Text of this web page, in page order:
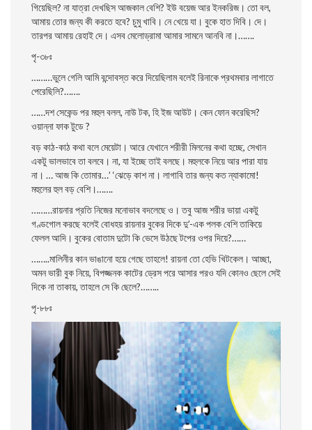
গিয়েছিল? না যাত্রা দেখছিস আজকাল বেশি? ইউ বয়েজ আর ইনকরিজ। তাে বল,
আমায় তাের জন্য কী করতে হবে? চুমু খাবি। নে খেয়ে যা। বুকে হাত দিবি। দে।
তারপর আমায় রেহাই দে। এসব মেলােড্রামা আমার সামনে আনবি না।…….
পৃ-৩৮ঃ
………ভুলে গেলি আমি বন্দোবস্ত করে দিয়েছিলাম বলেই রিনাকে প্রথমবার লাগাতে
পেরেছিলি?…….
……দশ সেকেন্ড পর মহুল বলল, নাউ টক, হি ইজ আউট। কেন ফোন করেছিস?
ওয়ান্না ফাক টুডে ?
বড় কাঠ-কাঠ কথা বলে মেয়েটা। আরে যেখানে শরীরী মিলনের কথা হচ্ছে, সেখান
একটু ভালভাবে তা বলবে। না, যা ইচ্ছে তাই বলছে। মহুলকে নিয়ে আর পারা যায়
না। … আজ কি তােমার…’ ‘ঝেড়ে কাশ না। লাগাবি তার জন্য কত ন্যাকামাে!
মহুলের হুল বড় বেশি।…….
………রায়নার প্রতি নিজের মনােভাব বদলেছে ও। তবু আজ শরীর ভায়া একটু
গণ্ডগােল করছে বলেই বােধহয় রায়নার বুকের দিকে দু’-এক পলক বেশি তাকিয়ে
ফেলল আদি। বুকের বােতাম দুটো কি ভেসে উঠছে টপের ওপর দিয়ে?……
……..মালিনীর কান ভাঙানাে হয়ে গেছে তাহলে! রায়না তাে হেভি খিটকেল। আচ্ছা,
অমন ভারী বুক নিয়ে, বিপজ্জনক কাটের ড্রেস পরে আসার পরও যদি কোনও ছেলে সেই
দিকে না তাকায়, তাহলে সে কি ছেলে?……..
পৃ-৮৮ঃ